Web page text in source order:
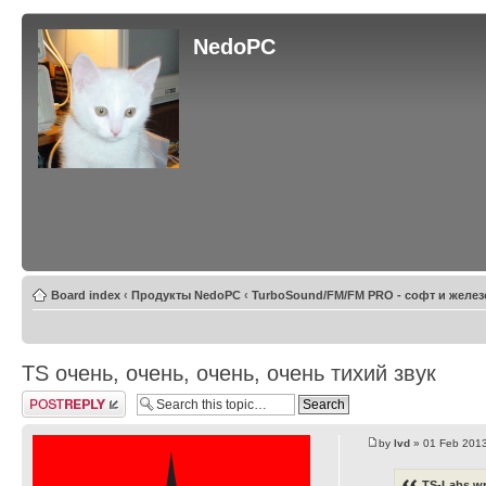
NedoPC
Board index ‹ Продукты NedoPC ‹ TurboSound/FM/FM PRO - софт и
TS очень, очень, очень, очень тихий звук
Post a reply
bylvd » 01 Feb